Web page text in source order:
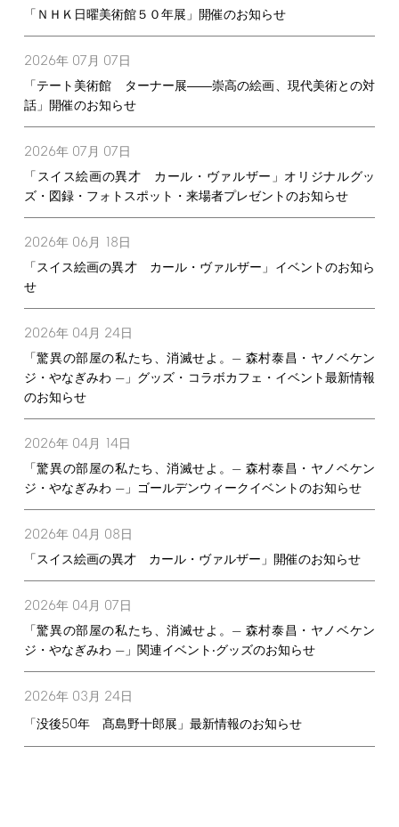
「ＮＨＫ日曜美術館５０年展」開催のお知らせ
2026年 07月 07 日
「テート美術館 ターナー展――崇高の絵画、現代美術との対
話」開催のお知らせ
2026年 07月 07 日
「スイス絵画の異才 カール・ヴァルザー」オリジナルグッ
ズ・図録・フォトスポット・来場者プレゼントのお知らせ
2026年 06月 18 日
「スイス絵画の異才 カール・ヴァルザー」イベントのお知ら
せ
2026年 04月 24日
「驚異の部屋の私たち、消滅せよ。— 森村泰昌・ヤノベケン
ジ・やなぎみわ —」グッズ・コラボカフェ・イベント最新情報
のお知らせ
2026年 04月 14日
「驚異の部屋の私たち、消滅せよ。— 森村泰昌・ヤノベケン
ジ・やなぎみわ —」ゴールデンウィークイベントのお知らせ
2026年 04月 08 日
「スイス絵画の異才 カール・ヴァルザー」開催のお知らせ
2026年 04月 07 日
「驚異の部屋の私たち、消滅せよ。— 森村泰昌・ヤノベケン
ジ・やなぎみわ —」関連イベント‧グッズのお知らせ
2026年 03月 24日
「没後50年 髙島野十郎展」最新情報のお知らせ